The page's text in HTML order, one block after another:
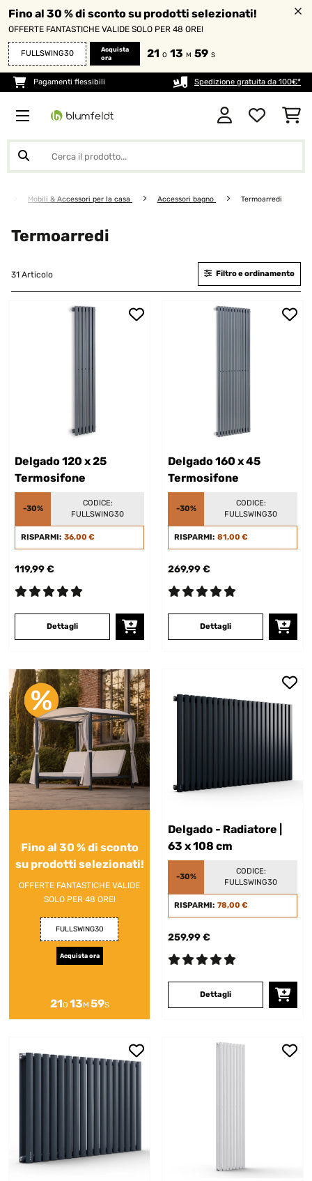
Fino al 30 % di sconto su prodotti selezionati!
OFFERTE FANTASTICHE VALIDE SOLO PER 48 ORE!
FULLSWING30
Acquista
ora
21 O 13 M 58 S
Pagamenti flessibili Spedizione gratuita da 100€*
Mobili & Accessori per la casa Accessori bagno Termoarredi
Termoarredi
31 Articolo Filtro e ordinamento
Delgado 120 x 25
Termosifone
-30%
CODICE:
FULLSWING30
RISPARMI: 36,00 €
119,99 €
Dettagli
Delgado 160 x 45
Termosifone
-30%
CODICE:
FULLSWING30
RISPARMI: 81,00 €
269,99 €
Dettagli
Fino al 30 % di sconto
su prodotti selezionati!
OFFERTE FANTASTICHE VALIDE
SOLO PER 48 ORE!
FULLSWING30
Acquista ora
21O 13M 58S
Delgado - Radiatore |
63 x 108 cm
-30%
CODICE:
FULLSWING30
RISPARMI: 78,00 €
259,99 €
Dettagli